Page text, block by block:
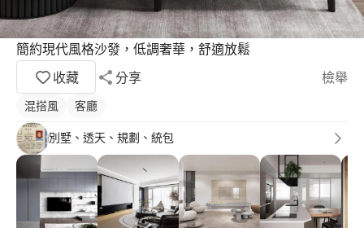
簡約現代風格沙發，低調奢華，舒適放鬆
收藏
分享 檢舉
混搭風 客廳
別墅、透天、規劃、統包